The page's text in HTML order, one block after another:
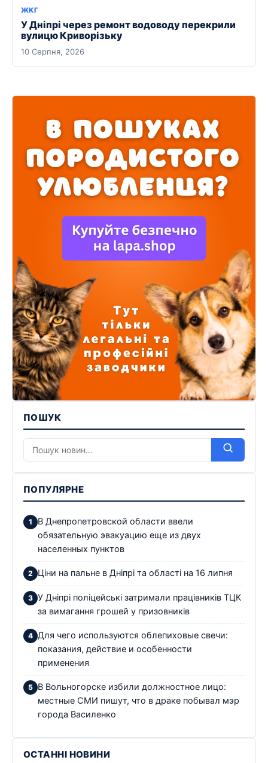
ЖКГ
У Дніпрі через ремонт водоводу перекрили
вулицю Криворізьку
10 Серпня, 2026
ПОШУК
ПОПУЛЯРНЕ
В Днепропетровской области ввели
обязательную эвакуацию еще из двух
населенных пунктов
Ціни на пальне в Дніпрі та області на 16 липня
У Дніпрі поліцейські затримали працівників ТЦК
за вимагання грошей у призовників
Для чего используются облепиховые свечи:
показания, действие и особенности
применения
В Вольногорске избили должностное лицо:
местные СМИ пишут, что в драке побывал мэр
города Василенко
ОСТАННІ НОВИНИ